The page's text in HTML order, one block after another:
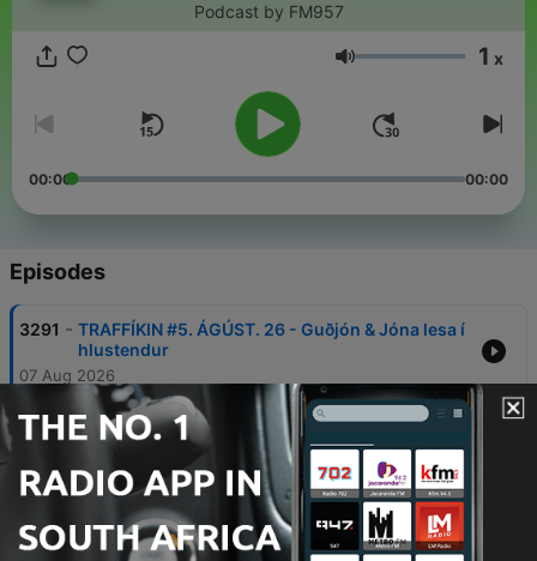
Podcast by FM957
Volume 1 x
00:00 00:00
Episodes
3291 - TRAFFÍKIN #5. ÁGÚST. 26 - Guðjón & Jóna lesa í
hlustendur
07 Aug 2026
3290 - Brennslan - 7. ágúst 2026
3289 - Brennslan - 6. ágúst 2026
06 Aug 2026